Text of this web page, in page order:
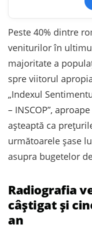
Peste 40% dintre
veniturilor în
majoritate a
spre viitorul
„Indexul
– INSCOP”,
așteaptă ca
următoarele șase
asupra bugetelor
Radiografia
câștigat și
an